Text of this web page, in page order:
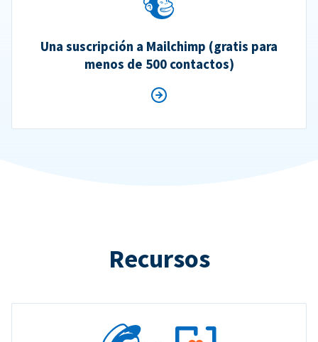
Una suscripción a Mailchimp (gratis para
menos de 500 contactos)
Recursos